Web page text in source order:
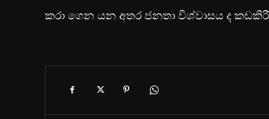
කරා ගෙන යන අතර ජනතා විශ්වාසය ද